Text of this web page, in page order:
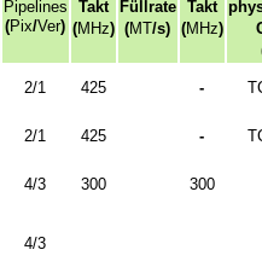
Pipelines
(Pix/Ver)
Takt
(MHz)
Füllrate
(MT/s)
Takt
(MHz)
2/1 425 -
2/1 425 -
4/3 300 300
4/3